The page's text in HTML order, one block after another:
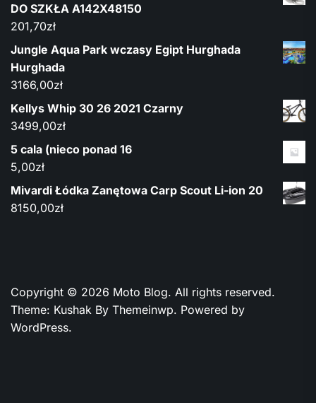
DO SZKŁA A142X48150
201,70zł
Jungle Aqua Park wczasy Egipt Hurghada
Hurghada
3166,00zł
Kellys Whip 30 26 2021 Czarny
3499,00zł
5 cala (nieco ponad 16
5,00zł
Mivardi Łódka Zanętowa Carp Scout Li-ion 20
8150,00zł
Copyright © 2026 Moto Blog. All rights reserved.
Theme: Kushak By Themeinwp. Powered by
WordPress.